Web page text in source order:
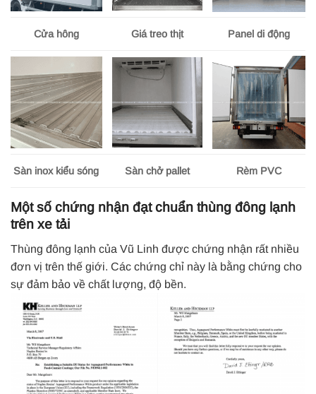
Cửa hông Giá treo thịt Panel di động
Sàn inox kiểu sóng Sàn chở pallet Rèm PVC
Một số chứng nhận đạt chuẩn thùng đông lạnh
trên xe tải
Thùng đông lạnh của Vũ Linh được chứng nhận rất nhiều
đơn vị trên thế giới. Các chứng chỉ này là bằng chứng cho
sự đảm bảo về chất lượng, độ bền.